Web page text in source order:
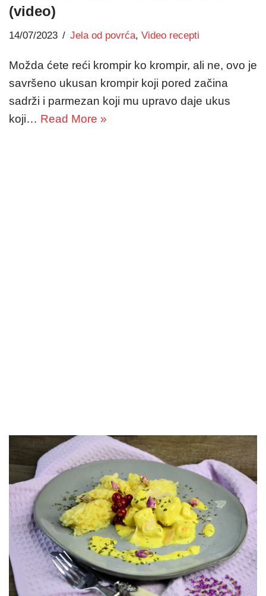
(video)
14/07/2023 Jela od povrća, Video recepti
Možda ćete reći krompir ko krompir, ali ne, ovo je
savršeno ukusan krompir koji pored začina
sadrži i parmezan koji mu upravo daje ukus
koji… Read More »